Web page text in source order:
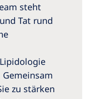
steht
Tat rund
Gemeinsam
zu stärken